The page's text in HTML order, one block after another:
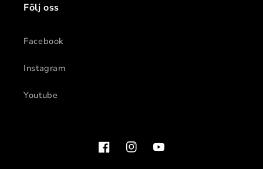
Följ oss
Facebook
Instagram
Youtube
FacebookInstagramYouTube